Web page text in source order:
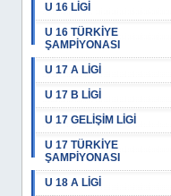
U 16 LİGİ
U 16 TÜRKİYE
ŞAMPİYONASI
U 17 A LİGİ
U 17 B LİGİ
U 17 GELİŞİM LİGİ
U 17 TÜRKİYE
ŞAMPİYONASI
U 18 A LİGİ